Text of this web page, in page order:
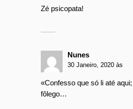
Zé psicopata!
Nunes
30 Janeiro, 2020 às
«Confesso que só li até
fôlego…